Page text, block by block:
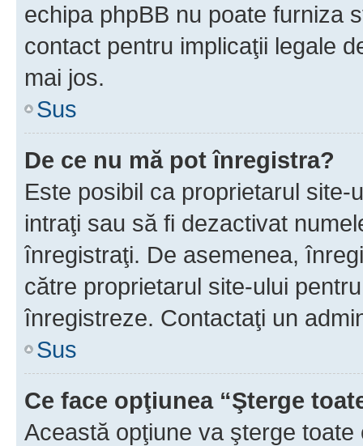
echipa phpBB nu poate furniza
contact pentru implicaţii legale
mai jos.
Sus
De ce nu mă pot înregistra?
Este posibil ca proprietarul
intraţi sau să fi dezactivat
înregistraţi. De asemenea,
către proprietarul site-ului
înregistreze. Contactaţi un
Sus
Ce face opţiunea “Şterge
Această opţiune va şterge